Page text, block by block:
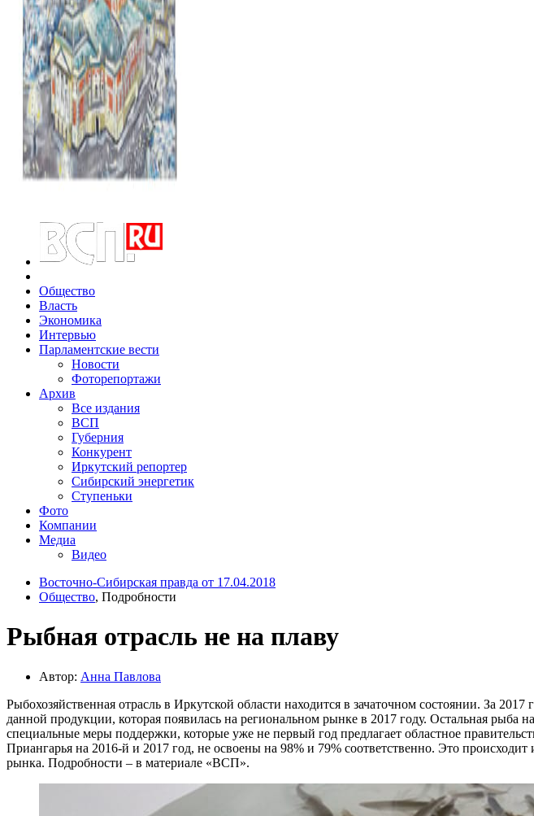
Общество
Власть
Экономика
Интервью
Парламентские вести
Новости
Фоторепортажи
Архив
Все издания
ВСП
Губерния
Конкурент
Иркутский репортер
Сибирский энергетик
Ступеньки
Фото
Компании
Медиа
Видео
Восточно-Сибирская правда от 17.04.2018
Общество, Подробности
Рыбная отрасль не на плаву
Автор: Анна Павлова
Рыбохозяйственная отрасль в Иркутской области находится в зачаточном состоянии. За
данной продукции, которая появилась на региональном рынке в 2017 году. Остальная
специальные меры поддержки, которые уже не первый год предлагает областное
Приангарья на 2016-й и 2017 год, не освоены на 98% и 79% соответственно. Это
рынка. Подробности – в материале «ВСП».